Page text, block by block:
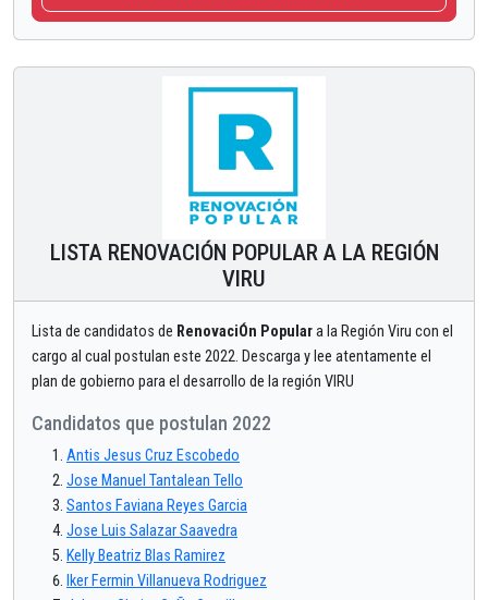
LISTA RENOVACIÓN POPULAR A LA REGIÓN
VIRU
Lista de candidatos de RenovaciÓn Populara la Región Viru con el
cargo al cual postulan este 2022. Descarga y lee atentamente el
plan de gobierno para el desarrollo de la región VIRU
Candidatos que postulan 2022
Antis Jesus Cruz Escobedo
Jose Manuel Tantalean Tello
Santos Faviana Reyes Garcia
Jose Luis Salazar Saavedra
Kelly Beatriz Blas Ramirez
Iker Fermin Villanueva Rodriguez